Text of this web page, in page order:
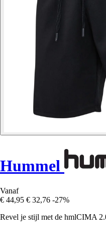
Hummel
Vanaf
€ 44,95 € 32,76 -27%
Revel je stijl met de hmlCIMA